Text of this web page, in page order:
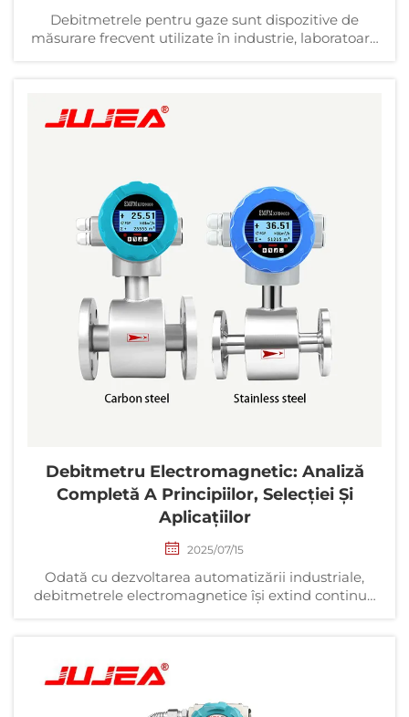
Debitmetrele pentru gaze sunt dispozitive de
măsurare frecvent utilizate în industrie, laboratoare
îmbunătățește precizia măsurătorilor, ci și
optimizează performanța sistemului perf...
Debitmetru Electromagnetic: Analiză
Completă A Principiilor, Selecției Și
Aplicațiilor
2025/07/15
Odată cu dezvoltarea automatizării industriale,
debitmetrele electromagnetice își extind continuu
inteligente. La alegerea modelului, trebuie luate în
considerare în mod comprehensiv caracteristicile
mediului, condițiile tehnologice și cerințele privind